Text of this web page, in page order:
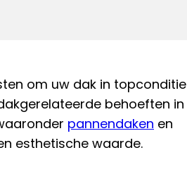
om uw dak in topconditie
behoeften in
pannendaken en
esthetische waarde.